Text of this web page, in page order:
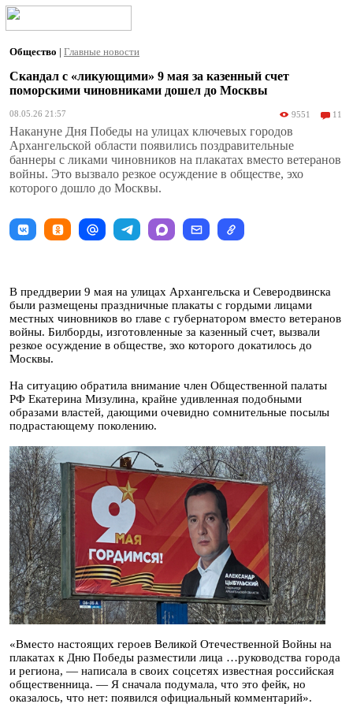
Общество | Главные новости
Скандал с «ликующими» 9 мая за казенный счет
поморскими чиновниками дошел до Москвы
08.05.26 21:57 9551 11
Накануне Дня Победы на улицах ключевых городов
Архангельской области появились поздравительные
баннеры с ликами чиновников на плакатах вместо ветеранов
войны. Это вызвало резкое осуждение в обществе, эхо
которого дошло до Москвы.
В преддверии 9 мая на улицах Архангельска и Северодвинска
были размещены праздничные плакаты с гордыми лицами
местных чиновников во главе с губернатором вместо ветеранов
войны. Билборды, изготовленные за казенный счет, вызвали
резкое осуждение в обществе, эхо которого докатилось до
Москвы.
На ситуацию обратила внимание член Общественной палаты
РФ Екатерина Мизулина, крайне удивленная подобными
образами властей, дающими очевидно сомнительные посылы
подрастающему поколению.
«Вместо настоящих героев Великой Отечественной Войны на
плакатах к Дню Победы разместили лица …руководства города
и региона, — написала в своих соцсетях известная российская
общественница. — Я сначала подумала, что это фейк, но
оказалось, что нет: появился официальный комментарий».